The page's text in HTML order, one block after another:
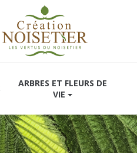
ARBRES ET FLEURS DE
VIE